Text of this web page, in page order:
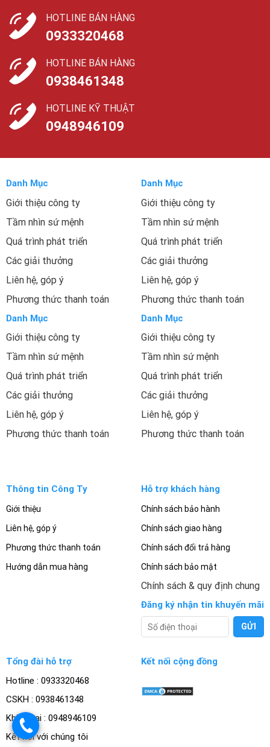
HOTLINE BÁN HÀNG
0933320468
HOTLINE BÁN HÀNG
0938461348
HOTLINE KỸ THUẬT
0948946109
Danh Mục
Giới thiệu công ty
Tầm nhìn sứ mệnh
Quá trình phát triển
Các giải thưởng
Liên hệ, góp ý
Phương thức thanh toán
Danh Mục
Giới thiệu công ty
Tầm nhìn sứ mệnh
Quá trình phát triển
Các giải thưởng
Liên hệ, góp ý
Phương thức thanh toán
Danh Mục
Giới thiệu công ty
Tầm nhìn sứ mệnh
Quá trình phát triển
Các giải thưởng
Liên hệ, góp ý
Phương thức thanh toán
Danh Mục
Giới thiệu công ty
Tầm nhìn sứ mệnh
Quá trình phát triển
Các giải thưởng
Liên hệ, góp ý
Phương thức thanh toán
Thông tin Công Ty
Giới thiệu
Liên hệ, góp ý
Phương thức thanh toán
Hướng dẫn mua hàng
Hỗ trợ khách hàng
Chính sách bảo hành
Chính sách giao hàng
Chính sách đổi trả hàng
Chính sách bảo mật
Chính sách & quy định chung
Đăng ký nhận tin khuyến mãi
Tổng đài hỗ trợ
Hotline : 0933320468
CSKH : 0938461348
Khiếu nại : 0948946109
Kết nối với chúng tôi
Kết nối cộng đồng
.